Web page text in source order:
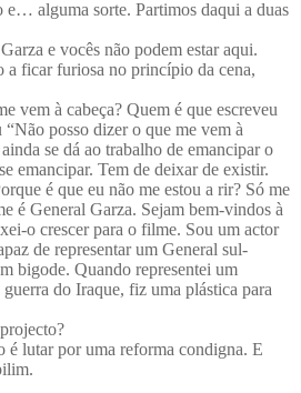
e… alguma sorte. Partimos daqui a duas
e vocês não podem estar aqui.
a ficar furiosa no princípio da cena,
vem à cabeça? Quem é que escreveu
posso dizer o que me vem à
se dá ao trabalho de emancipar o
emancipar. Tem de deixar de existir.
é que eu não me estou a rir? Só me
é General Garza. Sejam bem-vindos à
o crescer para o filme. Sou um actor
de representar um General sul-
bigode. Quando representei um
do Iraque, fiz uma plástica para
é lutar por uma reforma condigna. E